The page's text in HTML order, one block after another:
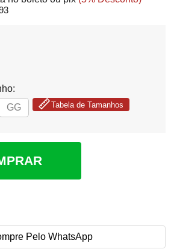
GG Tabela de Tamanhos
Pelo WhatsApp